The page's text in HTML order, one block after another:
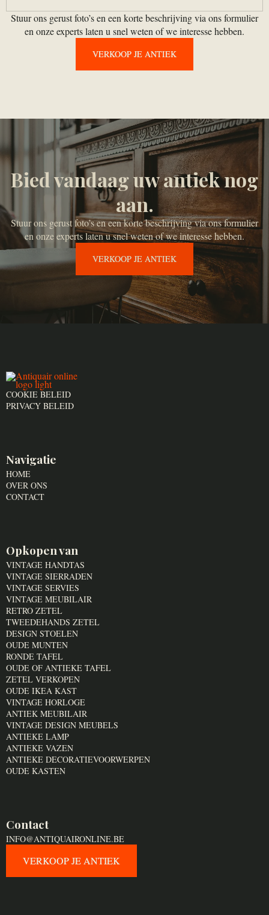
Stuur ons gerust foto’s en een korte beschrijving via ons formulier
en onze experts laten u snel weten of we interesse hebben.
VERKOOP JE ANTIEK
VERKOOP JE ANTIEK
Bied vandaag uw antiek nog
aan.
Stuur ons gerust foto’s en een korte beschrijving via ons formulier
en onze experts laten u snel weten of we interesse hebben.
VERKOOP JE ANTIEK
VERKOOP JE ANTIEK
COOKIE BELEID
PRIVACY BELEID
Navigatie
HOME
OVER ONS
CONTACT
Opkopen van
VINTAGE HANDTAS
VINTAGE SIERRADEN
VINTAGE SERVIES
VINTAGE MEUBILAIR
RETRO ZETEL
TWEEDEHANDS ZETEL
DESIGN STOELEN
OUDE MUNTEN
RONDE TAFEL
OUDE OF ANTIEKE TAFEL
ZETEL VERKOPEN
OUDE IKEA KAST
VINTAGE HORLOGE
ANTIEK MEUBILAIR
VINTAGE DESIGN MEUBELS
ANTIEKE LAMP
ANTIEKE VAZEN
ANTIEKE DECORATIEVOORWERPEN
OUDE KASTEN
Contact
INFO@ANTIQUAIRONLINE.BE
VERKOOP JE ANTIEK
VERKOOP JE ANTIEK